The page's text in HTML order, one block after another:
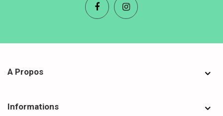
A Propos
Informations